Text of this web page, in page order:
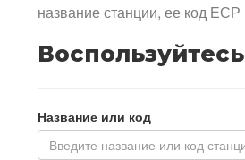
название станции, ее код
Название или код
Введите название или код